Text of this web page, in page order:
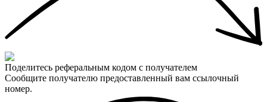
Поделитесь реферальным кодом с получателем
Сообщите получателю предоставленный вам ссылочный
номер.